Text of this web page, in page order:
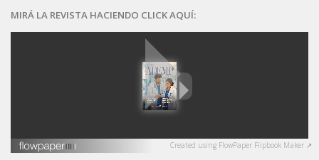
MIRÁ LA REVISTA HACIENDO CLICK AQUÍ:
Created using FlowPaper Flipbook Maker ↗